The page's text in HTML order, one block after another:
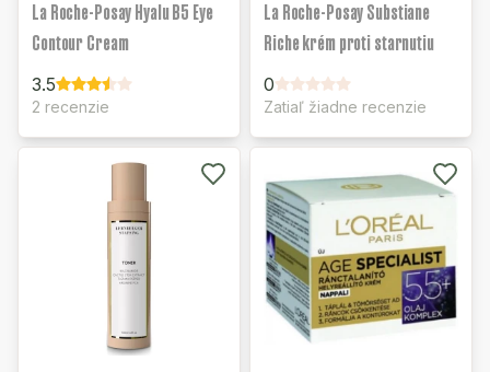
La Roche-Posay Hyalu B5 Eye
Contour Cream
3.5
2 recenzie
La Roche-Posay Substiane
Riche krém proti starnutiu
0
Zatiaľ žiadne recenzie